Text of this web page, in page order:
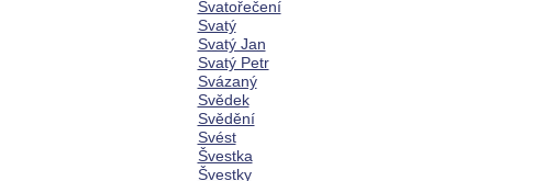
Svatořečení
Svatý
Svatý Jan
Svatý Petr
Svázaný
Svědek
Svědění
Svést
Švestka
Švestky